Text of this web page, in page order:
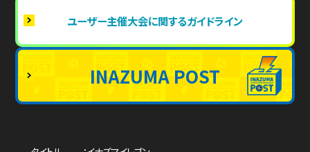
ユーザー主催大会に関するガイドライン
INAZUMA POST